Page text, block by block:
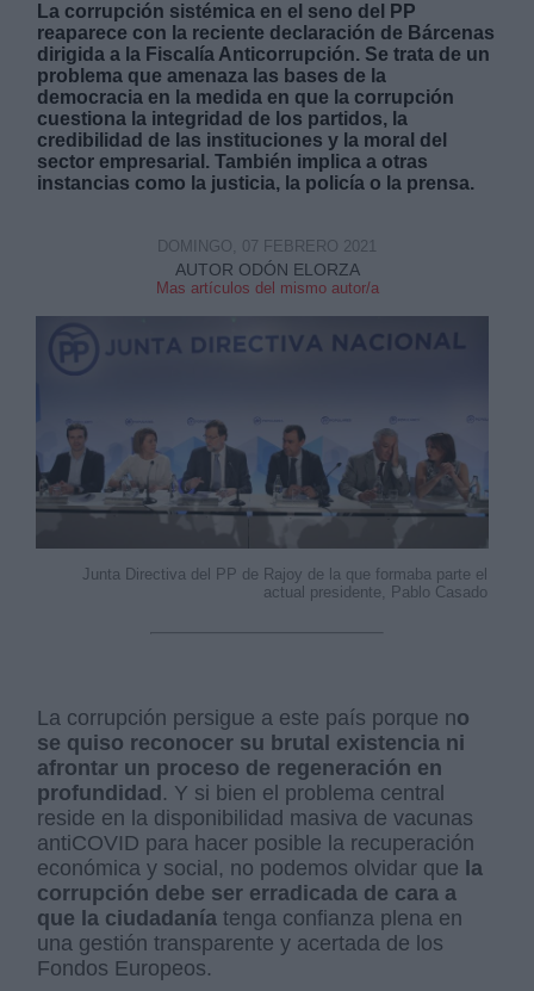
La corrupción sistémica en el seno del PP
reaparece con la reciente declaración de Bárcenas
dirigida a la Fiscalía Anticorrupción. Se trata de un
problema que amenaza las bases de la
democracia en la medida en que la corrupción
cuestiona la integridad de los partidos, la
credibilidad de las instituciones y la moral del
sector empresarial. También implica a otras
instancias como la justicia, la policía o la prensa.
AUTOR ODÓN ELORZA
Mas artículos del mismo autor/a
DOMINGO, 07 FEBRERO 2021
Junta Directiva del PP de Rajoy de la que formaba parte el
actual presidente, Pablo Casado
La corrupción persigue a este país porque no
se quiso reconocer su brutal existencia ni
afrontar un proceso de regeneración en
profundidad. Y si bien el problema central
reside en la disponibilidad masiva de vacunas
antiCOVID para hacer posible la recuperación
económica y social, no podemos olvidar que la
corrupción debe ser erradicada de cara a
que la ciudadanía tenga confianza plena en
una gestión transparente y acertada de los
Fondos Europeos.
link
Información adicional
link